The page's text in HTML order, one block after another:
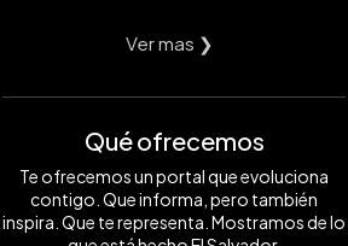
Ver mas ❯
Qué ofrecemos
Te ofrecemos un portal que evoluciona
contigo. Que informa, pero también
inspira. Que te representa. Mostramos de lo